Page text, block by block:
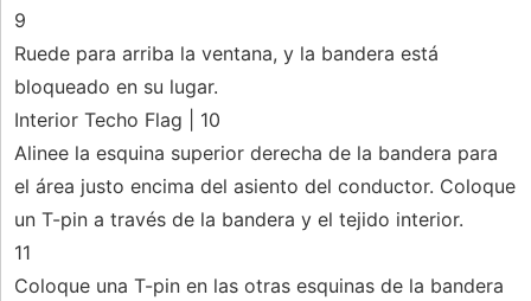
9
Ruede para arriba la ventana, y la bandera está
bloqueado en su lugar.
Interior Techo Flag | 10
Alinee la esquina superior derecha de la bandera para
el área justo encima del asiento del conductor. Coloque
un T-pin a través de la bandera y el tejido interior.
11
Coloque una T-pin en las otras esquinas de la bandera